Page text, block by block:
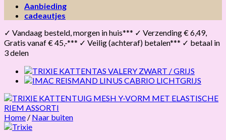
Aanbieding
cadeautjes
✓ Vandaag besteld, morgen in huis*** ✓ Verzending € 6,49,
Gratis vanaf € 45,-*** ✓ Veilig (achteraf) betalen*** ✓ betaal in
3 delen
Home / Naar buiten